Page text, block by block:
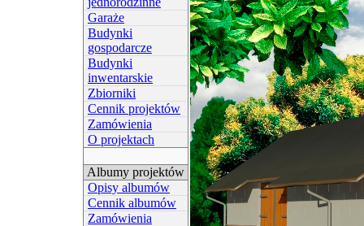
Garaże
Budynki
gospodarcze
Budynki
inwentarskie
Zbiorniki
Cennik projektów
Zamówienia
O projektach
Albumy projektów
Opisy albumów
Cennik albumów
Zamówienia